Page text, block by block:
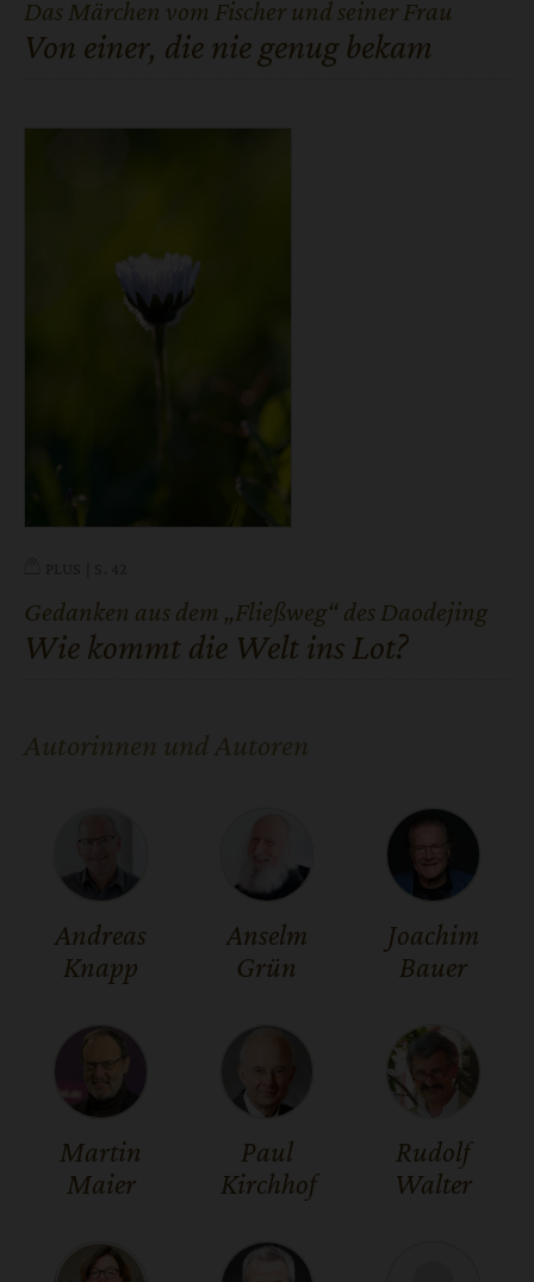
Das Märchen vom Fischer und seiner Frau
:
Von einer, die nie genug bekam
Gedanken aus dem „Fließweg“ des Daodejing
:
Wie kommt die Welt ins Lot?
Autorinnen und Autoren
Andreas
Knapp
Anselm
Grün
Joachim
Bauer
Martin
Maier
Paul
Kirchhof
Rudolf
Walter